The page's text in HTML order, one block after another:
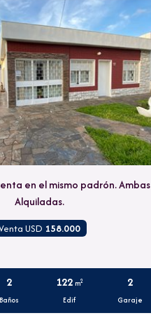
en el mismo padrón. Ambas
Alquiladas.
USD 158.000
2
Baños
122 m2
Edif
2
Garaje